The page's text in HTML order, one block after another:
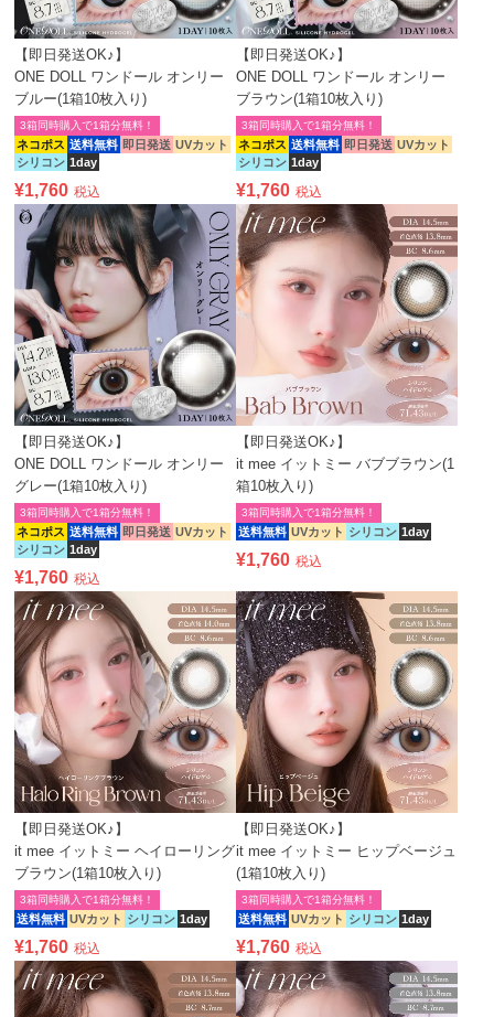
【即日発送OK♪】
ONE DOLL ワンドール オンリー
ブルー(1箱10枚入り)
ネコポス 送料無料 即日発送 UVカット
シリコン 1day
3箱同時購入で1箱分無料！
¥1,760 税込
【即日発送OK♪】
ONE DOLL ワンドール オンリー
ブラウン(1箱10枚入り)
ネコポス 送料無料 即日発送 UVカット
シリコン 1day
3箱同時購入で1箱分無料！
¥1,760 税込
【即日発送OK♪】
ONE DOLL ワンドール オンリー
グレー(1箱10枚入り)
ネコポス 送料無料 即日発送 UVカット
シリコン 1day
3箱同時購入で1箱分無料！
¥1,760 税込
【即日発送OK♪】
it mee イットミー バブブラウン(1
箱10枚入り)
送料無料 UVカット シリコン 1day
3箱同時購入で1箱分無料！
¥1,760 税込
【即日発送OK♪】
it mee イットミー ヘイローリング
ブラウン(1箱10枚入り)
送料無料 UVカット シリコン 1day
3箱同時購入で1箱分無料！
¥1,760 税込
【即日発送OK♪】
it mee イットミー ヒップベージュ
(1箱10枚入り)
送料無料 UVカット シリコン 1day
3箱同時購入で1箱分無料！
¥1,760 税込